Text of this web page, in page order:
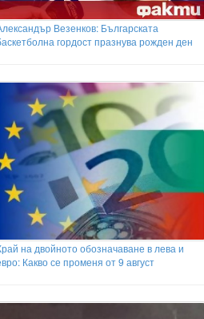
Везенков: Българската
гордост празнува рожден ден
на двойното обозначаване в лева и
Какво се променя от 9 август